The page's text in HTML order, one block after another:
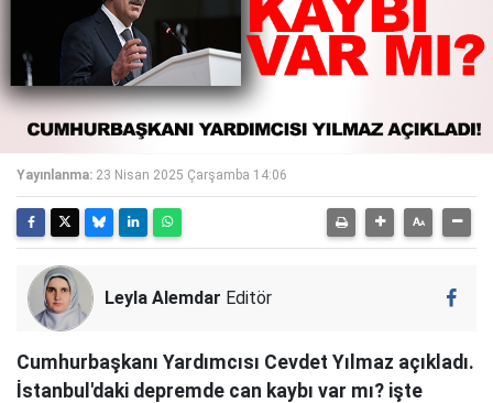
Yayınlanma: 23 Nisan 2025 Çarşamba 14:06
Leyla Alemdar Editör
Cumhurbaşkanı Yardımcısı Cevdet Yılmaz açıkladı.
İstanbul'daki depremde can kaybı var mı? işte